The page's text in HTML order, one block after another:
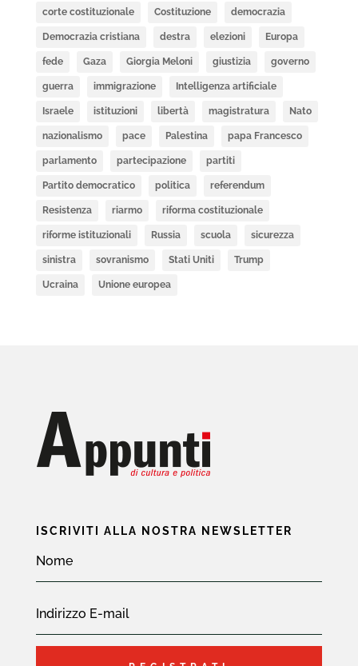
corte costituzionale Costituzione democrazia
Democrazia cristiana destra elezioni Europa
fede Gaza Giorgia Meloni giustizia governo
guerra immigrazione Intelligenza artificiale
Israele istituzioni libertà magistratura Nato
nazionalismo pace Palestina papa Francesco
parlamento partecipazione partiti
Partito democratico politica referendum
Resistenza riarmo riforma costituzionale
riforme istituzionali Russia scuola sicurezza
sinistra sovranismo Stati Uniti Trump
Ucraina Unione europea
ISCRIVITI ALLA NOSTRA NEWSLETTER